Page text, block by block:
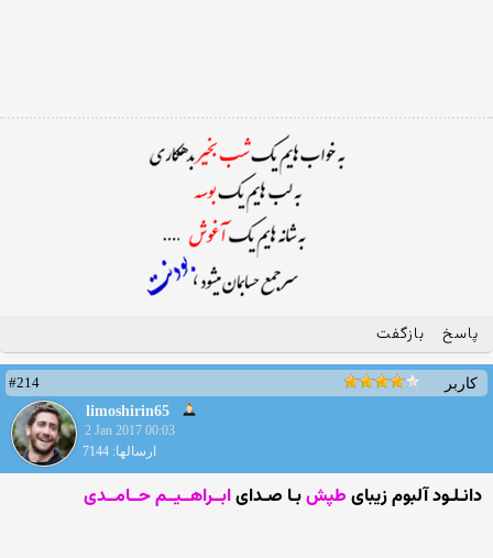
پاسخ بازگفت
کاربر
#214
limoshirin65
2 Jan 2017 00:03
ارسالها: 7144
دانـلـود آلبوم زیبای طپشبـا صـدایابــراهــیــم حــامــدی